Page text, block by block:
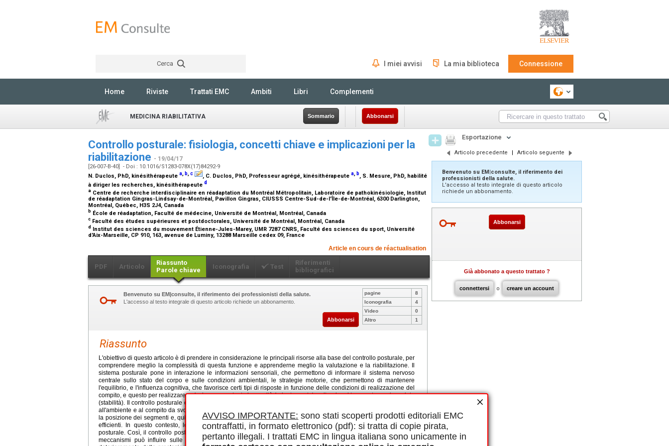
AVVISO IMPORTANTE: sono stati scoperti prodotti editoriali EMC
contraffatti, in formato elettronico (pdf): si tratta di copie pirata,
pertanto illegali. I trattati EMC in lingua italiana sono unicamente in
Cerca I miei avvisi La mia biblioteca Connessione
Home Riviste Trattati EMC Ambiti Libri Complementi
MEDICINA RIABILITATIVA Sommario Abbonarsi
Controllo posturale: fisiologia, concetti chiave e implicazioni per la
riabilitazione - 19/04/17
[26-007-B-40] - Doi : 10.1016/S1283-078X(17)84292-9
N. Duclos, PhD, kinésithérapeute a, b,c , C. Duclos, PhD, Professeur agrégé, kinésithérapeute a, b, S. Mesure, PhD, habilité
à diriger les recherches, kinésithérapeute d
a Centre de recherche interdisciplinaire en réadaptation du Montréal Métropolitain, Laboratoire de pathokinésiologie, Institut
de réadaptation Gingras-Lindsay-de-Montréal, Pavillon Gingras, CIUSSS Centre-Sud-de-l'Île-de-Montréal, 6300 Darlington,
Montréal, Québec, H3S 2J4, Canada
b École de réadaptation, Faculté de médecine, Université de Montréal, Montréal, Canada
c Faculté des études supérieures et postdoctorales, Université de Montréal, Montréal, Canada
d Institut des sciences du mouvement Étienne-Jules-Marey, UMR 7287 CNRS, Faculté des sciences du sport, Université
d'Aix-Marseille, CP 910, 163, avenue de Luminy, 13288 Marseille cedex 09, France
Article en cours de réactualisation
PDF Articolo
Riassunto
Parole chiave
Iconografia Test
Riferimenti
bibliografici
Benvenuto su EM|consulte, il riferimento dei professionisti della salute.
L'accesso al testo integrale di questo articolo richiede un abbonamento.
Abbonarsi
pagine
8
Iconografia
4
Video
0
Altro
1
Riassunto
L'obiettivo di questo articolo è di prendere in considerazione le principali risorse alla base del controllo posturale, per
comprendere meglio la complessità di questa funzione e apprenderne meglio la valutazione e la riabilitazione. Il
sistema posturale pone in interazione le informazioni sensoriali, che permettono di informare il sistema nervoso
centrale sullo stato del corpo e sulle condizioni ambientali, le strategie motorie, che permettono di mantenere
l'equilibrio, e l'influenza cognitiva, che favorisce certi tipi di risposte in funzione delle condizioni di realizzazione del
compito, e questo per realizzare un'azione nonostante la gravità (orientamento), evitando, al tempo stesso, la caduta
(stabilità). Il controllo posturale è, quindi, organizzato secondo le caratteristiche dell'individuo, ma è vincolato anche
all'ambiente e al compito da svolgere. Il controllo posturale è alla base di tutte le nostre attività motorie. Modificando
la posizione dei segmenti e, quindi, la distribuzione delle masse, le nostre azioni richiedono delle reazioni posturali
efficienti. In questo contesto, lo schema posturale e i riferimenti interni aiutano a strutturare il comportamento
posturale. Così, il controllo posturale costituisce un sistema complesso all'interno del quale l'alterazione di uno dei
meccanismi può influire sulle prestazioni posturali e costituire un significativo fattore di rischio di cadute. Un
Esportazione
Articolo precedente | Articolo seguente
Benvenuto su EM|consulte, il riferimento dei
professionisti della salute.
L'accesso al testo integrale di questo articolo
richiede un abbonamento.
Abbonarsi
Già abbonato a questo trattato ?
connettersi o creare un account